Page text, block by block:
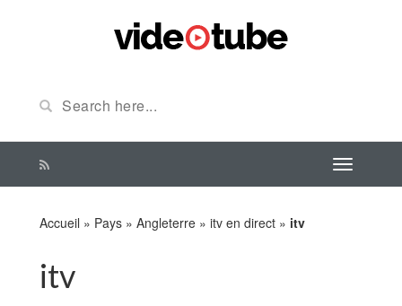
Accueil » Pays » Angleterre » itv en direct » itv
itv